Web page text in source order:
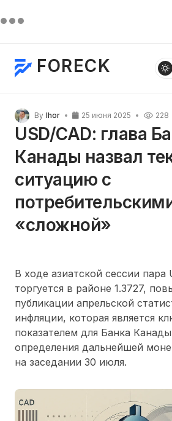
FORECK
By Ihor 25 июня 2025 228
USD/CAD: глава
Канады назвал
ситуацию с
«сложной»
В ходе азиатской сессии пара
торгуется в районе 1.3727,
публикации апрельской
инфляции, которая является
показателем для Банка
определения дальнейшей
на заседании 30 июля.